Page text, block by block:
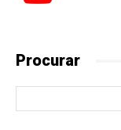
Procurar